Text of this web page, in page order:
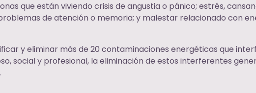
que están viviendo crisis de angustia o pánico; estrés,
de atención o memoria; y malestar relacionado con
y eliminar más de 20 contaminaciones energéticas que
social y profesional, la eliminación de estos interferentes